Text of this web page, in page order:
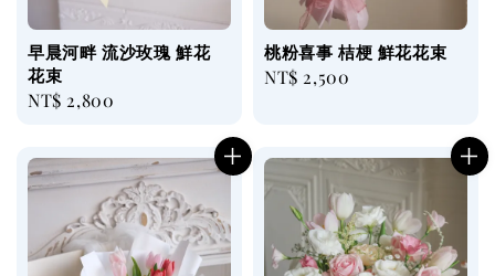
早晨河畔 流沙玫瑰 鮮花
花束
Regular
NT$ 2,800
桃粉喜事 桔梗 鮮花花束
Regular
NT$ 2,500